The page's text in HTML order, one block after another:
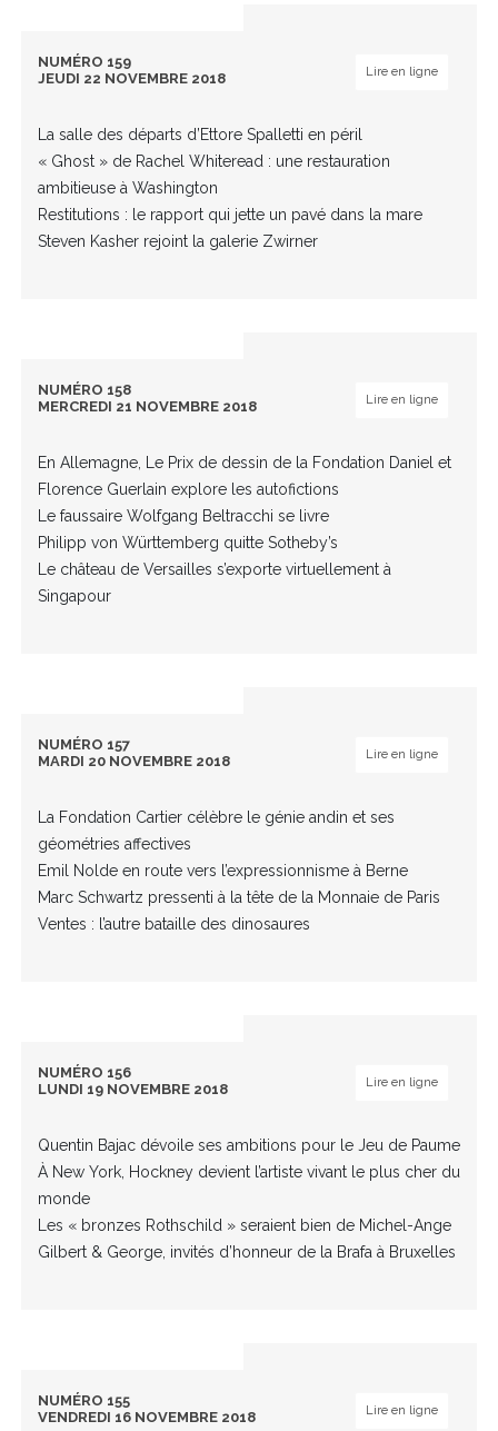
NUMÉRO 159
JEUDI 22 NOVEMBRE 2018
Lire en ligne
La salle des départs d’Ettore Spalletti en péril
« Ghost » de Rachel Whiteread : une restauration
ambitieuse à Washington
Restitutions : le rapport qui jette un pavé dans la mare
Steven Kasher rejoint la galerie Zwirner
NUMÉRO 158
MERCREDI 21 NOVEMBRE 2018
Lire en ligne
En Allemagne, Le Prix de dessin de la Fondation Daniel et
Florence Guerlain explore les autofictions
Le faussaire Wolfgang Beltracchi se livre
Philipp von Württemberg quitte Sotheby’s
Le château de Versailles s’exporte virtuellement à
Singapour
NUMÉRO 157
MARDI 20 NOVEMBRE 2018
Lire en ligne
La Fondation Cartier célèbre le génie andin et ses
géométries affectives
Emil Nolde en route vers l’expressionnisme à Berne
Marc Schwartz pressenti à la tête de la Monnaie de Paris
Ventes : l’autre bataille des dinosaures
NUMÉRO 156
LUNDI 19 NOVEMBRE 2018
Lire en ligne
Quentin Bajac dévoile ses ambitions pour le Jeu de Paume
À New York, Hockney devient l’artiste vivant le plus cher du
monde
Les « bronzes Rothschild » seraient bien de Michel-Ange
Gilbert & George, invités d’honneur de la Brafa à Bruxelles
NUMÉRO 155
VENDREDI 16 NOVEMBRE 2018
Lire en ligne